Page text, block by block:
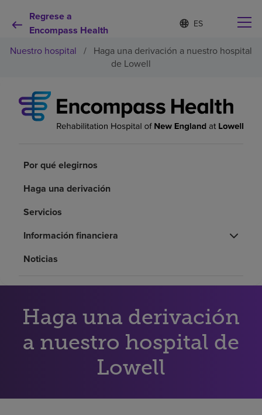
Regrese a
Encompass Health
Lista
de
contraída
d
o
e
l
c
Por qué debe elegirnos
Pacientes y cuidadores
Acerca de nosotros
Inversores
Nuestro hospital / Haga una derivación a nuestro hospital
de Lowell
Por qué elegirnos
Haga una derivación
Servicios
Información financiera
Noticias
Haga una derivación
a nuestro hospital de
Lowell